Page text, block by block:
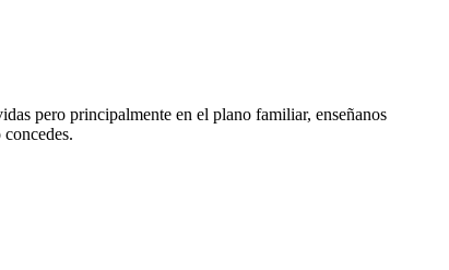
pero principalmente en el plano familiar, enseñanos